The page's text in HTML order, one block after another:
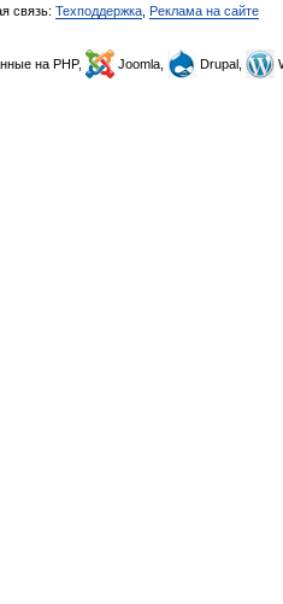
связь: Техподдержка Реклама на сайте
на PHP, Joomla, Drupal,